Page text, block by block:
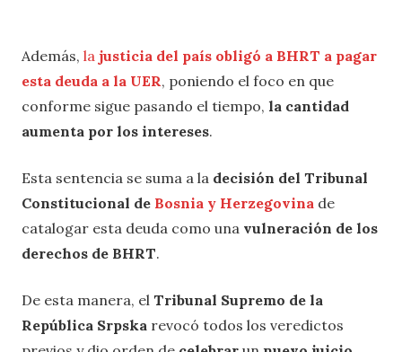
Además, la justicia del país obligó a BHRT a pagar
esta deuda a la UER, poniendo el foco en que
conforme sigue pasando el tiempo, la cantidad
aumenta por los intereses.
Esta sentencia se suma a la decisión del Tribunal
Constitucional de Bosnia y Herzegovina de
catalogar esta deuda como una vulneración de los
derechos de BHRT.
De esta manera, el Tribunal Supremo de la
República Srpska revocó todos los veredictos